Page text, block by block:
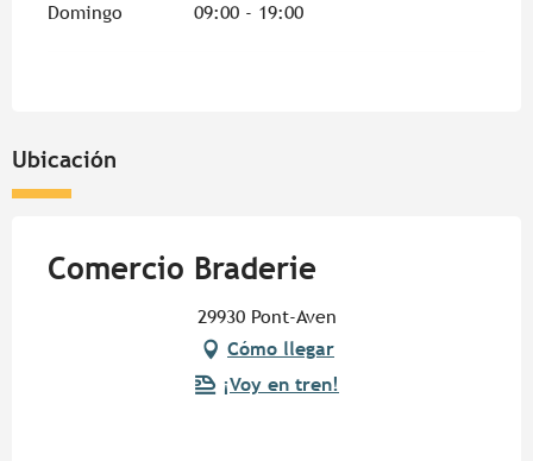
Domingo 09:00 - 19:00
Ubicación
Comercio Braderie
29930 Pont-Aven
Cómo llegar
¡Voy en tren!